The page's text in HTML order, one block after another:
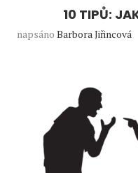
10 TIPŮ:
napsáno Barbora Jiřincová